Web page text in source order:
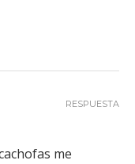
me
RESPUESTA